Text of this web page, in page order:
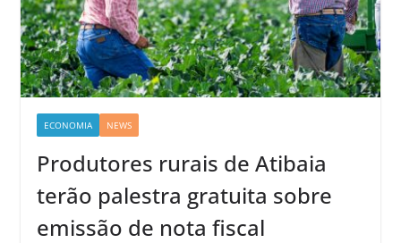
ECONOMIA NEWS
Produtores rurais de Atibaia
terão palestra gratuita sobre
emissão de nota fiscal